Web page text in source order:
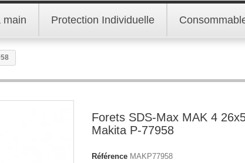
main Protection Individuelle
Forets SDS-Max MAK 4
Makita P-77958
Référence MAKP77958